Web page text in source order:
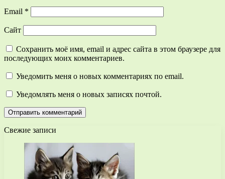
Email *
Сайт
Сохранить моё имя, email и адрес сайта в этом браузере для
последующих моих комментариев.
Уведомить меня о новых комментариях по email.
Уведомлять меня о новых записях почтой.
Свежие записи